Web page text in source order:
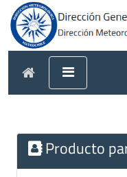
Producto